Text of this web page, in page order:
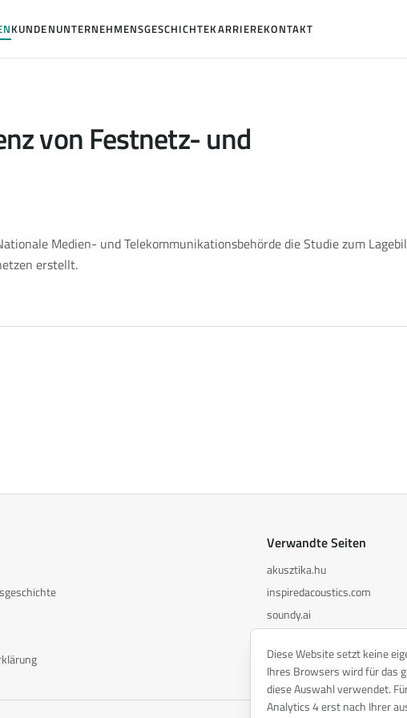
KUNDENUNTERNEHMENSGESCHICHTEKARRIEREKONTAKT
von Festnetz- und
Medien- und Telekommunikationsbehörde die Studie zum
erstellt.
Verwandte Seiten
akusztika.hu
inspiredacoustics.com
soundy.ai
Diese Website setzt keine
Ihres Browsers wird für das
diese Auswahl verwendet.
Analytics 4 erst nach Ihrer